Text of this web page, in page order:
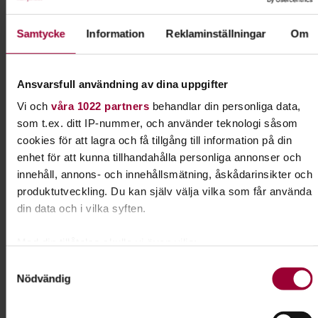
Samtycke Information Reklaminställningar Om
Ansvarsfull användning av dina uppgifter
Vi och våra 1022 partnersbehandlar din personliga data,
som t.ex. ditt IP-nummer, och använder teknologi såsom
cookies för att lagra och få tillgång till information på din
enhet för att kunna tillhandahålla personliga annonser och
innehåll, annons- och innehållsmätning, åskådarinsikter och
produktutveckling. Du kan själv välja vilka som får använda
din data och i vilka syften.
kan ha en noggrannhet på upp till flera meter
Nödvändig
Kontakt
Sara Nordangård
Folkbildningsutvecklare - Jakt
och Fiske
Skicka e-post
073-421 07 83
Dela: Facebook